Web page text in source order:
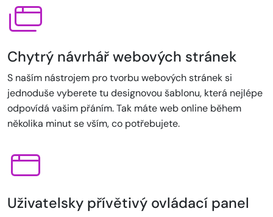
Chytrý návrhář webových stránek
S naším nástrojem pro tvorbu webových stránek si
jednoduše vyberete tu designovou šablonu, která nejlépe
odpovídá vašim přáním. Tak máte web online během
několika minut se vším, co potřebujete.
Uživatelsky přívětivý ovládací panel